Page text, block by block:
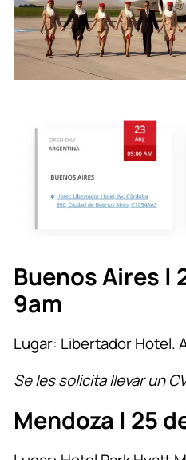
Buenos Aires |
9am
Lugar: Libertador Hotel.
Se les solicita llevar un
Mendoza | 25